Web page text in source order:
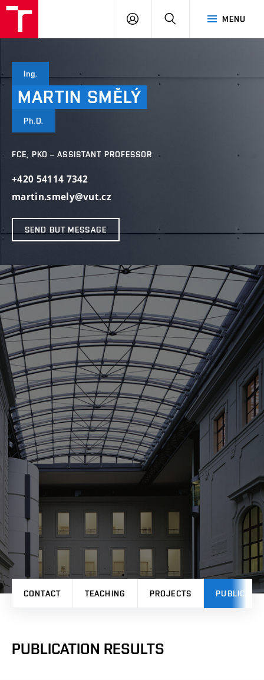
MENU
LOG
SEARCH
Ing.
MARTIN SMĚLÝ
Ph.D.
FCE, PKO – ASSISTANT PROFESSOR
+420 54114 7342
martin.smely@vut.cz
SEND BUT MESSAGE
CONTACT TEACHING PROJECTS
PUBLICATION RESULTS